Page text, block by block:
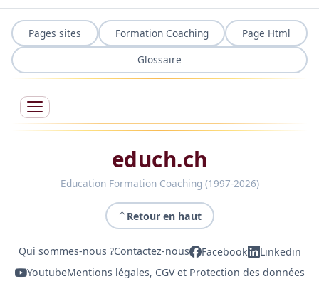
Pages sites Formation Coaching
Page Html
Glossaire
educh.ch
Education Formation Coaching (1997-2026)
Retour en haut
Qui sommes-nous ?Contactez-nous Facebook
Linkedin
YoutubeMentions légales, CGV et Protection des données